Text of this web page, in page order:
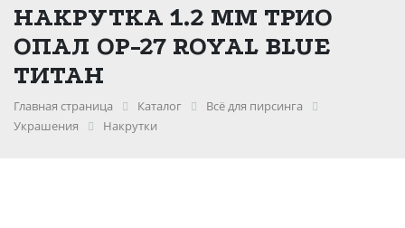
НАКРУТКА 1.2 ММ ТРИО
ОПАЛ OP-27 ROYAL BLUE
ТИТАН
Главная страница Каталог
Всё для пирсинга
Украшения
Накрутки